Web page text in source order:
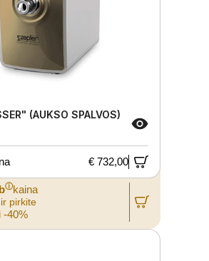
(AUKSO SPALVOS)
€ 732,00
ⓘkaina
pirkite
-40%